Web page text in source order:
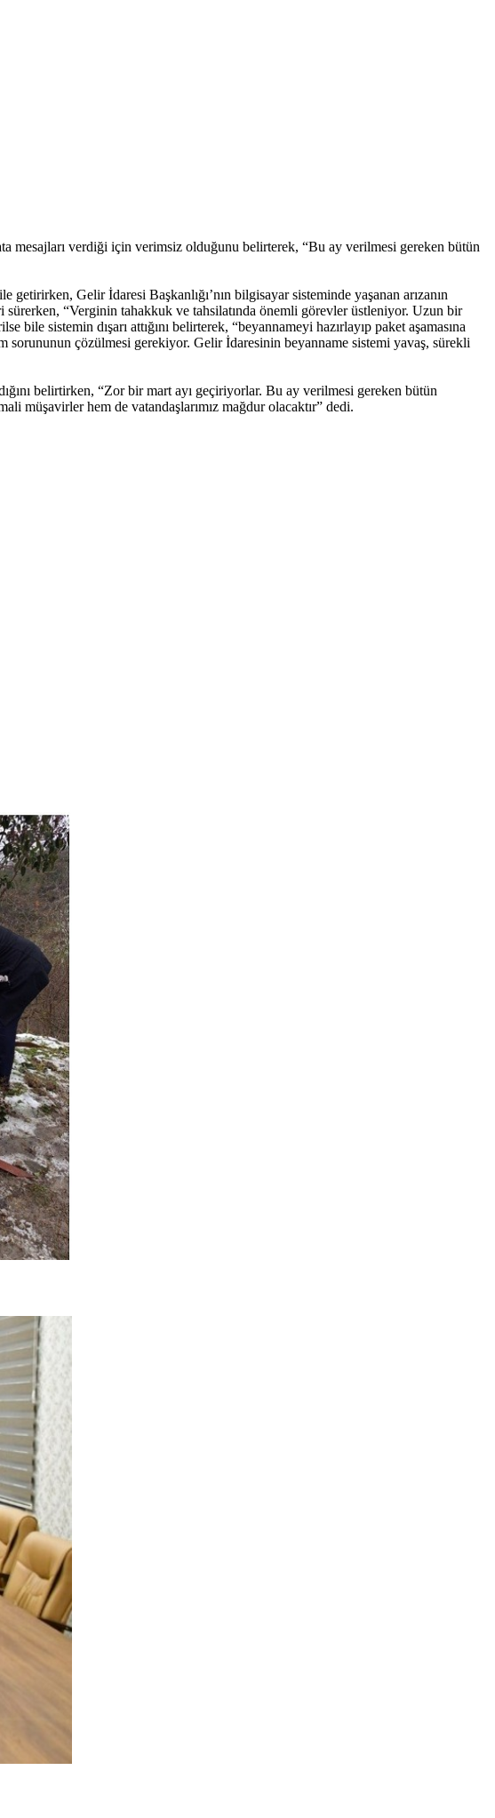
mesajları verdiği için verimsiz olduğunu belirterek, “Bu ay verilmesi gereken bütün
Gelir İdaresi Başkanlığı’nın bilgisayar sisteminde yaşanan arızanın
sürerken, “Verginin tahakkuk ve tahsilatında önemli görevler üstleniyor. Uzun bir
sistemin dışarı attığını belirterek, “beyannameyi hazırlayıp paket aşamasına
sorununun çözülmesi gerekiyor. Gelir İdaresinin beyanname sistemi yavaş, sürekli
belirtirken, “Zor bir mart ayı geçiriyorlar. Bu ay verilmesi gereken bütün
müşavirler hem de vatandaşlarımız mağdur olacaktır” dedi.